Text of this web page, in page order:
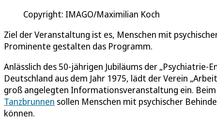
Copyright: IMAGO/Maximilian Koch
Ziel der Veranstaltung ist es, Menschen mit
Prominente gestalten das Programm.
Anlässlich des 50-jährigen Jubiläums der
Deutschland aus dem Jahr 1975, lädt der Verein
groß angelegten Informationsveranstaltung ein. Beim
Tanzbrunnen sollen Menschen mit psychischer
können.